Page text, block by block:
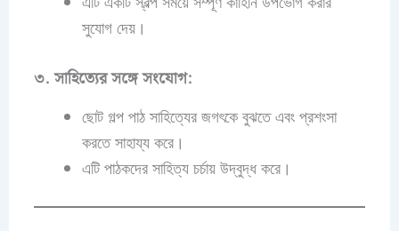
সুযোগ দেয়।
৩. সাহিত্যের সঙ্গে সংযোগ:
ছোট গল্প পাঠ সাহিত্যের জগৎকে বুঝতে এবং প্রশংসা
করতে সাহায্য করে।
এটি পাঠকদের সাহিত্য চর্চায় উদ্বুদ্ধ করে।